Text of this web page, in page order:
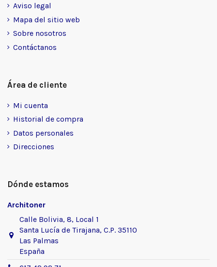
Aviso legal
Mapa del sitio web
Sobre nosotros
Contáctanos
Área de cliente
Mi cuenta
Historial de compra
Datos personales
Direcciones
Dónde estamos
Architoner
Calle Bolivia, 8, Local 1
Santa Lucía de Tirajana, C.P. 35110
Las Palmas
España